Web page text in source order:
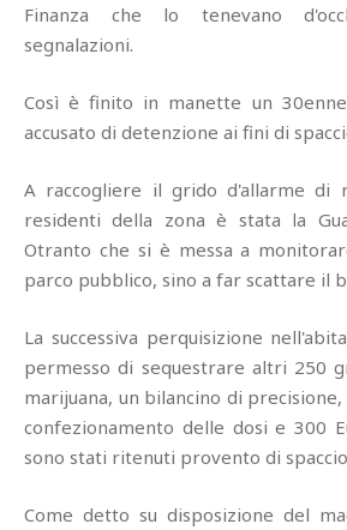
Finanza che lo tenevano
segnalazioni.
Così è finito in manette un
accusato di detenzione ai fini di
A raccogliere il grido d'allarme di
residenti della zona è stata la
Otranto che si è messa a
parco pubblico, sino a far scattare il
La successiva perquisizione
permesso di sequestrare altri 250
marijuana, un bilancino di
confezionamento delle dosi e 300
sono stati ritenuti provento di
Come detto su disposizione del